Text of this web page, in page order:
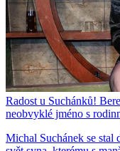
Radost u Suchánků!
neobvyklé jméno s
Michal Suchánek se stal